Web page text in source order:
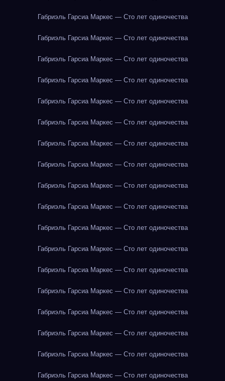
Габриэль Гарсиа Маркес — Сто лет одиночества
Габриэль Гарсиа Маркес — Сто лет одиночества
Габриэль Гарсиа Маркес — Сто лет одиночества
Габриэль Гарсиа Маркес — Сто лет одиночества
Габриэль Гарсиа Маркес — Сто лет одиночества
Габриэль Гарсиа Маркес — Сто лет одиночества
Габриэль Гарсиа Маркес — Сто лет одиночества
Габриэль Гарсиа Маркес — Сто лет одиночества
Габриэль Гарсиа Маркес — Сто лет одиночества
Габриэль Гарсиа Маркес — Сто лет одиночества
Габриэль Гарсиа Маркес — Сто лет одиночества
Габриэль Гарсиа Маркес — Сто лет одиночества
Габриэль Гарсиа Маркес — Сто лет одиночества
Габриэль Гарсиа Маркес — Сто лет одиночества
Габриэль Гарсиа Маркес — Сто лет одиночества
Габриэль Гарсиа Маркес — Сто лет одиночества
Габриэль Гарсиа Маркес — Сто лет одиночества
Габриэль Гарсиа Маркес — Сто лет одиночества